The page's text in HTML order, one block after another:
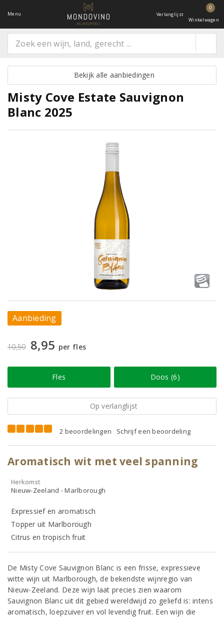
Menu Verlanglijst
0
Winkelwagen
Bekijk alle aanbiedingen
Misty Cove Estate Sauvignon
Blanc 2025
Aanbieding
10,50 8,95 per fles
Fles Doos (6)
Op verlanglijst
2 beoordelingen Schrijf een beoordeling
Aromatisch wit met veel spanning
Herkomst
Nieuw-Zeeland - Marlborough
Expressief en aromatisch
Topper uit Marlborough
Citrus en tropisch fruit
De Misty Cove Sauvignon Blanc is een frisse, expressieve
witte wijn uit Marlborough, de bekendste wijnregio van
Nieuw-Zeeland. Deze wijn laat precies zien waarom
Sauvignon Blanc uit dit gebied wereldwijd zo geliefd is: intens
aromatisch, loepzuiver en vol levendig fruit. Een wijn die